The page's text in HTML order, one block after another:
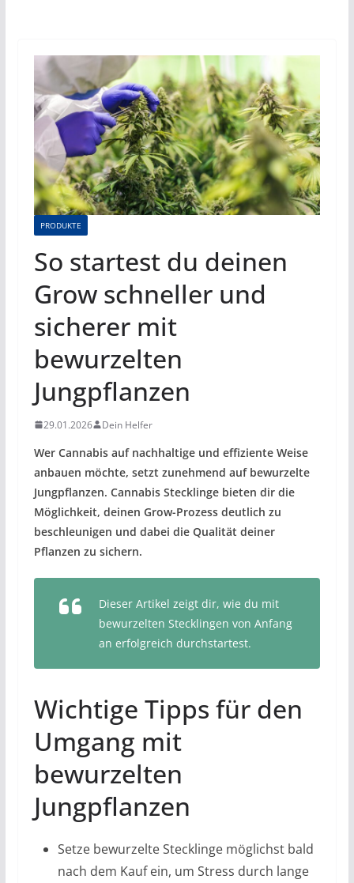
PRODUKTE
So startest du deinen
Grow schneller und
sicherer mit
bewurzelten
Jungpflanzen
29.01.2026 Dein Helfer
Wer Cannabis auf nachhaltige und effiziente Weise
anbauen möchte, setzt zunehmend auf bewurzelte
Jungpflanzen. Cannabis Stecklinge bieten dir die
Möglichkeit, deinen Grow-Prozess deutlich zu
beschleunigen und dabei die Qualität deiner
Pflanzen zu sichern.
Dieser Artikel zeigt dir, wie du mit
bewurzelten Stecklingen von Anfang
an erfolgreich durchstartest.
Wichtige Tipps für den
Umgang mit
bewurzelten
Jungpflanzen
Setze bewurzelte Stecklinge möglichst bald
nach dem Kauf ein, um Stress durch lange